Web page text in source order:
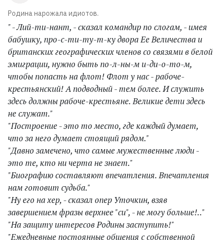
Родина нарожала идиотов.
" - Лий-ти-нант, - сказал командир по слогам, - имея
бабушку, про-с-ти-ту-т-ку двора Ее Величества и
британских географических членов со связями в белой
эмиграции, нужно быть по-л-ны-м и-ди-о-то-м,
чтобы попасть на флот! Флот у нас - рабоче-
крестьянский! А подводный - тем более. И служить
здесь должны рабоче-крестьяне. Великие дети здесь
не служат."
"Построение - это то место, где каждый думает,
что за него думает стоящий рядом."
"Давно замечено, что самые мужественные люди -
это те, кто ни черта не знает."
"Биографию составляют впечатления. Впечатления
нам готовит судьба."
"Ну его на хер, - сказал опер Уточкин, взяв
завершением фразы верхнее "си", - не могу больше!.."
"На защиту интересов Родины заступить!"
"Ежедневные постоянные общения с собственной